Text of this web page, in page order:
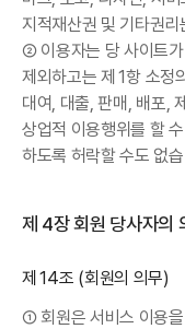
지적재산권 및 기타권
② 이용자는 당 사이트
제외하고는 제1항 소정
대여, 대출, 판매, 배포,
상업적 이용행위를 할
하도록 허락할 수도 없
제 4장 회원 당사자의
제14조 (회원의 의무)
① 회원은 서비스 이용